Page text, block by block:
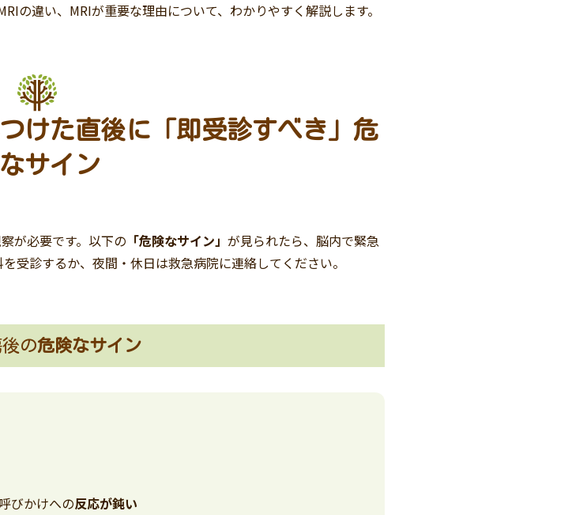
の違い、MRIが重要な理由について、わかりやすく解説します。
けた直後に「即受診すべき」危
サイン
が必要です。以下の 「危険なサイン」 が見られたら、脳内で緊急
受診するか、夜間・休日は救急病院に連絡してください。
の危険なサイン
びかけへの反応が鈍い